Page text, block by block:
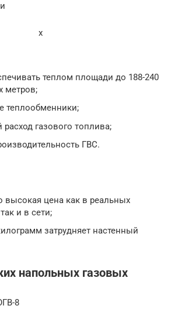
x
теплом площади до 188-240
метров;
теплообменники;
газового топлива;
ГВС.
высокая цена как в реальных
и в сети;
затрудняет настенный
напольных газовых
8